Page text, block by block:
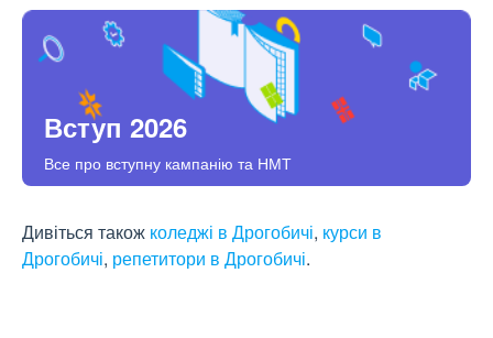
Вступ 2026
Все про вступну кампанію та НМТ
Дивіться також коледжі в Дрогобичі, курси в
Дрогобичі, репетитори в Дрогобичі.